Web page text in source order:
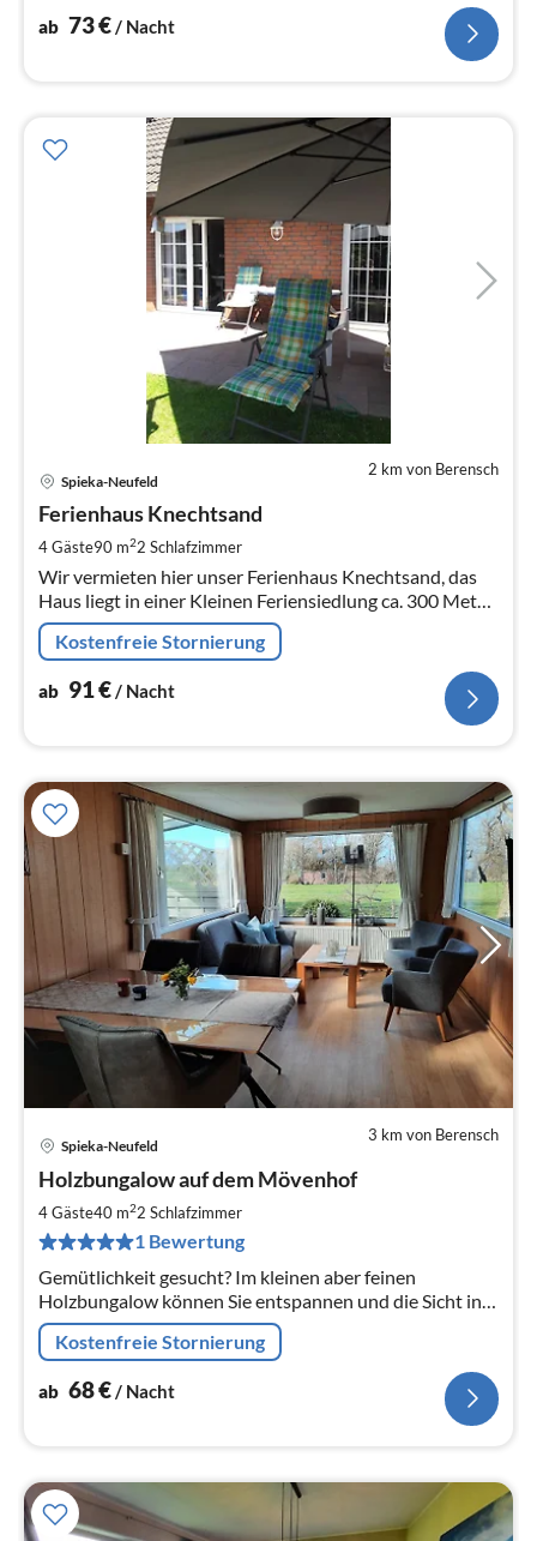
ab 73€/ Nacht
2 km von Berensch
Spieka-Neufeld
Ferienhaus Knechtsand
4 Gäste90 m22 Schlafzimmer
Wir vermieten hier unser Ferienhaus Knechtsand, das
Haus liegt in einer Kleinen Feriensiedlung ca. 300 Meter
Kostenfreie Stornierung
ab 91€/ Nacht
3 km von Berensch
Spieka-Neufeld
Holzbungalow auf dem Mövenhof
4 Gäste40 m22 Schlafzimmer
1 Bewertung
Gemütlichkeit gesucht? Im kleinen aber feinen
Holzbungalow können Sie entspannen und die Sicht in
die Ferne genießen.
Kostenfreie Stornierung
ab 68€/ Nacht